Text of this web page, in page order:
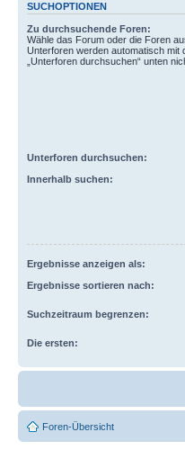
SUCHOPTIONEN
Zu durchsuchende Foren:
Wähle das Forum oder die Foren
Unterforen werden automatisch mit
„Unterforen durchsuchen“ unten
Unterforen durchsuchen:
Innerhalb suchen:
Ergebnisse anzeigen als:
Ergebnisse sortieren nach:
Suchzeitraum begrenzen:
Die ersten:
Foren-Übersicht